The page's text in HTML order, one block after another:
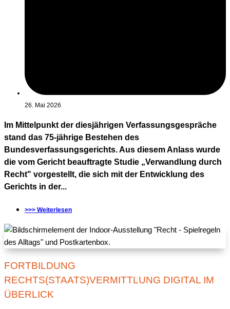
26. Mai 2026
Im Mittelpunkt der diesjährigen Verfassungsgespräche
stand das 75-jährige Bestehen des
Bundesverfassungsgerichts. Aus diesem Anlass wurde
die vom Gericht beauftragte Studie „Verwandlung durch
Recht" vorgestellt, die sich mit der Entwicklung des
Gerichts in der...
>>> Weiterlesen
FORTBILDUNG
RECHTS(STAATS)VERMITTLUNG DIGITAL IM
ÜBERLICK